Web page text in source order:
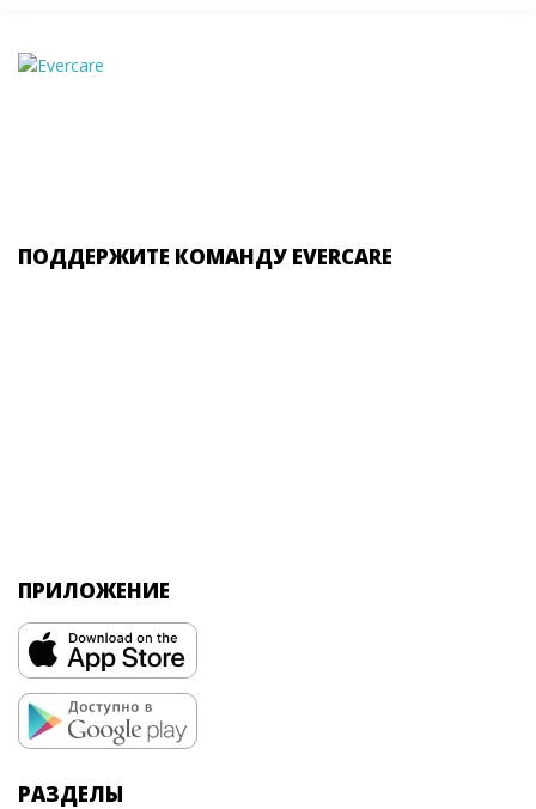
ПОДДЕРЖИТЕ КОМАНДУ EVERCARE
ПРИЛОЖЕНИЕ
РАЗДЕЛЫ